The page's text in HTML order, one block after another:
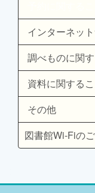
インターネッ
調べものに関
資料に関する
その他
図書館Wi-Fiの